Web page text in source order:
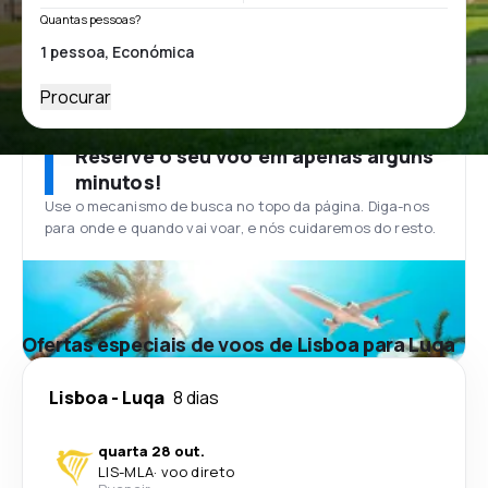
Quantas pessoas?
Procurar
Reserve o seu voo em apenas alguns
minutos!
Use o mecanismo de busca no topo da página. Diga-nos
para onde e quando vai voar, e nós cuidaremos do resto.
Ofertas especiais de voos de Lisboa para Luqa
Lisboa- Luqa 8 dias
quarta 28 out.
LIS-MLA· voo direto